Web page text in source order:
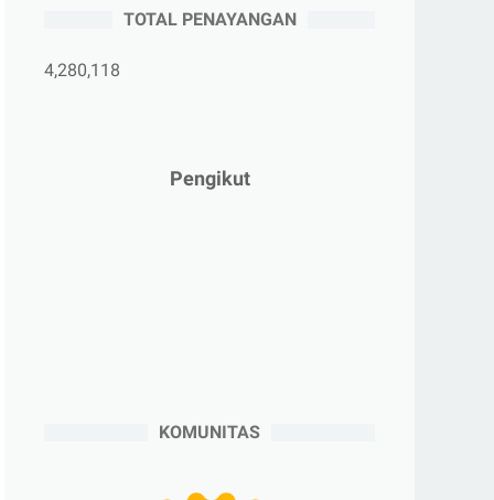
April 2025 (5)
► Maret 2025
TOTAL PENAYANGAN
4,280,118
Pengikut
KOMUNITAS